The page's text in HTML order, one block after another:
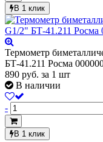
В 1 клик
Термометр
БТ-41.211 Росма
890 руб. за 1 шт
В наличии
-
В 1 клик